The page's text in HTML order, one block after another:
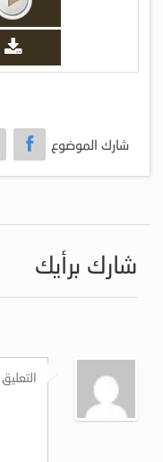
شارك الموضوع
شارك برأيك